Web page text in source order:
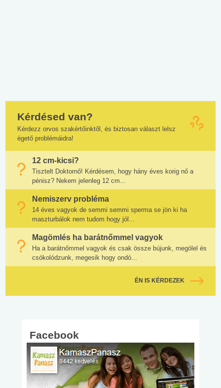
Kérdésed van?
Kérdezz orvos szakértőinktől, és biztosan választ lelsz
égető problémáidra!
12 cm-kicsi?
Tisztelt Doktornő! Kérdésem, hogy hány éves korig nő a
pénisz? Nekem jelenleg 12 cm...
Nemiszerv probléma
14 éves vagyok de semmi semmi sperma se jön ki ha
maszturbálok nem tudom hogy jól...
Magömlés ha barátnőmmel vagyok
Ha a barátnőmmel vagyok és csak össze bújunk, megölel és
csókolódzunk, megesik hogy ondó...
ÉN IS KÉRDEZEK
Facebook